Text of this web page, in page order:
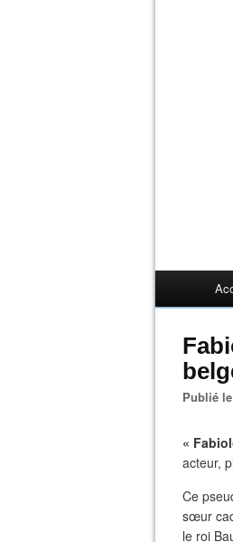
Publié
«
acteur,
​Ce
sœur
le roi